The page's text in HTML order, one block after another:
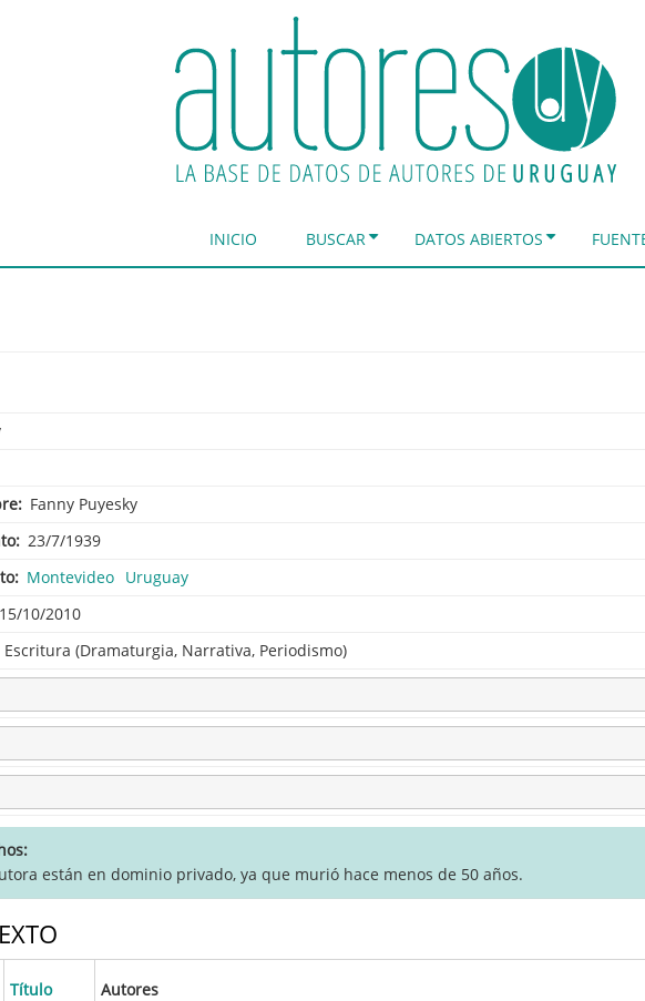
INICIO BUSCAR DATOS ABIERTOS
Fanny Puyesky
23/7/1939
Montevideo Uruguay
15/10/2010
Escritura (Dramaturgia, Narrativa, Periodismo)
están en dominio privado, ya que murió hace menos de 50 años.
Título Autores